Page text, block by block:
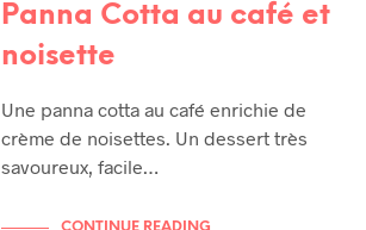
Panna Cotta au café et
noisette
Une panna cotta au café enrichie de
crème de noisettes. Un dessert très
savoureux, facile…